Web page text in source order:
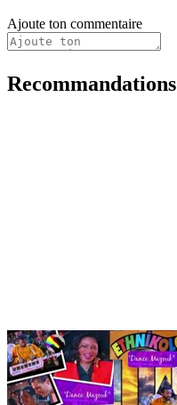
Ajoute ton commentaire
Recommandations